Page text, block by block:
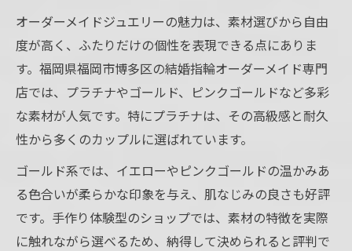
オーダーメイドジュエリーの魅力は、素材選びから自由
度が高く、ふたりだけの個性を表現できる点にありま
す。福岡県福岡市博多区の結婚指輪オーダーメイド専門
店では、プラチナやゴールド、ピンクゴールドなど多彩
な素材が人気です。特にプラチナは、その高級感と耐久
性から多くのカップルに選ばれています。
ゴールド系では、イエローやピンクゴールドの温かみあ
る色合いが柔らかな印象を与え、肌なじみの良さも好評
です。手作り体験型のショップでは、素材の特徴を実際
に触れながら選べるため、納得して決められると評判で